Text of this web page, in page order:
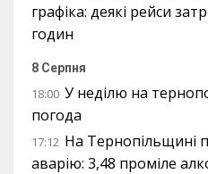
графіка: деякі рейси
годин
8 Серпня
18:00 У неділю на
погода
17:12 На Тернопільщині
аварію: 3,48 проміле